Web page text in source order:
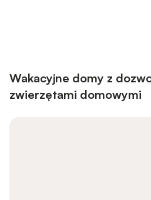
Wakacyjne domy z
zwierzętami domowymi